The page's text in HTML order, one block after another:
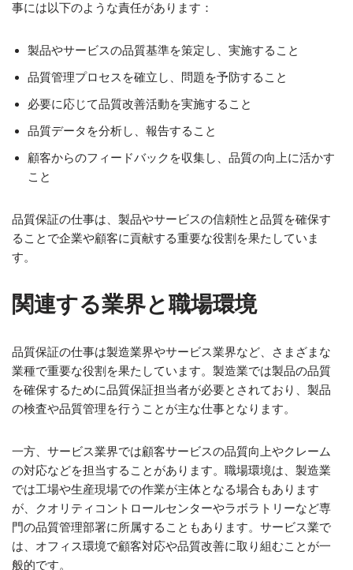
事には以下のような責任があります：
製品やサービスの品質基準を策定し、実施すること
品質管理プロセスを確立し、問題を予防すること
必要に応じて品質改善活動を実施すること
品質データを分析し、報告すること
顧客からのフィードバックを収集し、品質の向上に活かす
こと
品質保証の仕事は、製品やサービスの信頼性と品質を確保す
ることで企業や顧客に貢献する重要な役割を果たしていま
す。
関連する業界と職場環境
品質保証の仕事は製造業界やサービス業界など、さまざまな
業種で重要な役割を果たしています。製造業では製品の品質
を確保するために品質保証担当者が必要とされており、製品
の検査や品質管理を行うことが主な仕事となります。
一方、サービス業界では顧客サービスの品質向上やクレーム
の対応などを担当することがあります。職場環境は、製造業
では工場や生産現場での作業が主体となる場合もあります
が、クオリティコントロールセンターやラボラトリーなど専
門の品質管理部署に所属することもあります。サービス業で
は、オフィス環境で顧客対応や品質改善に取り組むことが一
般的です。